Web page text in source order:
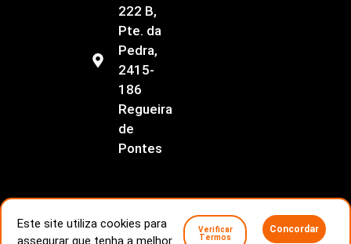
222 B,
Pte. da
Pedra,
2415-
186
Regueira
de
Pontes
Livro de Reclamações
Conflitos de consumo
Este site utiliza cookies para
assegurar que tenha a melhor
Verificar
Termos
Concordar